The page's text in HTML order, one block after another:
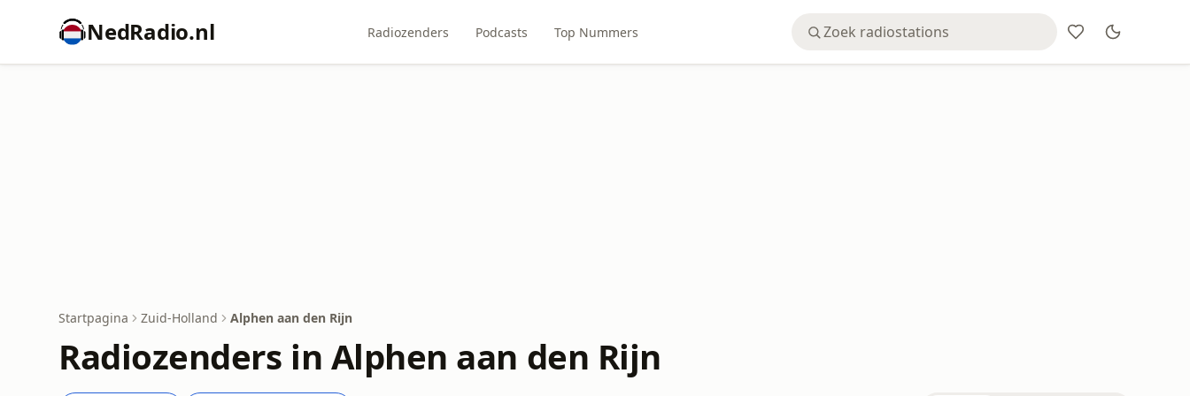
NedRadio.nl Radiozenders Podcasts Top Nummers
Startpagina Zuid-Holland Alphen aan den Rijn
Radiozenders in Alphen aan den Rijn